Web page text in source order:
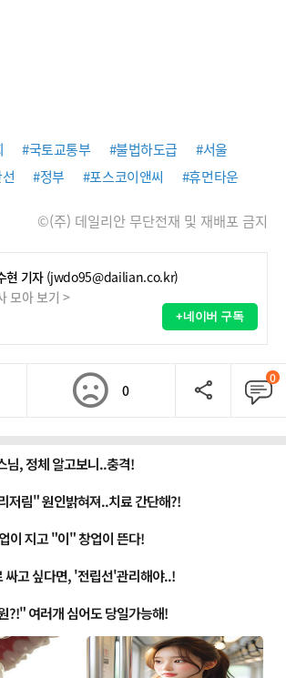
#국토교통부 #불법하도급
#서울
#정부 #포스코이앤씨 #휴먼타운
©(주) 데일리안 무단전재 및 재배포 금지
현 기자 (jwdo95@dailian.co.kr)
모아 보기 >
+네이버 구독
0
0